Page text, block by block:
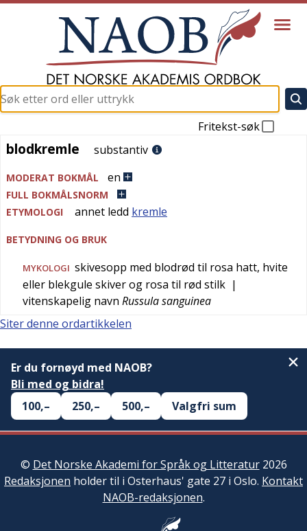
Fritekst-søk
blodkremle
blodkremle substantiv
MODERAT BOKMÅL en
FULL BOKMÅLSNORM
ETYMOLOGI
annet ledd kremle
BETYDNING OG BRUK
MYKOLOGI skivesopp med blodrød til rosa hatt, hvite
eller blekgule skiver og rosa til rød stilk |
vitenskapelig navn Russula sanguinea
Siter denne ordartikkelen
Er du fornøyd med NAOB?
Bli med og bidra!
100,–
250,– 500,– Valgfri sum
© Det Norske Akademi for Språk og Litteratur2026
Redaksjonen holder til i Osterhaus' gate 27 i Oslo. Kontakt
NAOB-redaksjonen.